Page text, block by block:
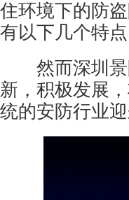
住环境下的防
有以下几个特
然而深圳景
新，积极发展
统的安防行业迎